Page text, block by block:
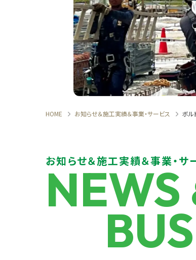
HOME お知らせ＆施工実績＆事業・サービス ボル
お知らせ＆施工実績＆事業・サ
NEWS